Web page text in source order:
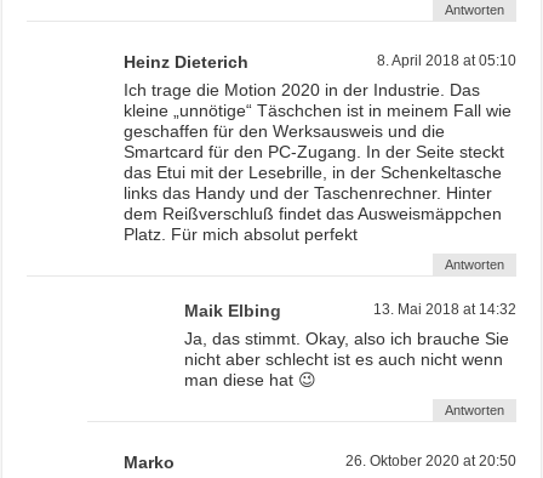
Antworten
Heinz Dieterich 8. April 2018 at 05:10
Ich trage die Motion 2020 in der Industrie. Das
kleine „unnötige“ Täschchen ist in meinem Fall wie
geschaffen für den Werksausweis und die
Smartcard für den PC-Zugang. In der Seite steckt
das Etui mit der Lesebrille, in der Schenkeltasche
links das Handy und der Taschenrechner. Hinter
dem Reißverschluß findet das Ausweismäppchen
Platz. Für mich absolut perfekt
Antworten
Maik Elbing 13. Mai 2018 at 14:32
Ja, das stimmt. Okay, also ich brauche Sie
nicht aber schlecht ist es auch nicht wenn
man diese hat 😉
Antworten
Marko 26. Oktober 2020 at 20:50